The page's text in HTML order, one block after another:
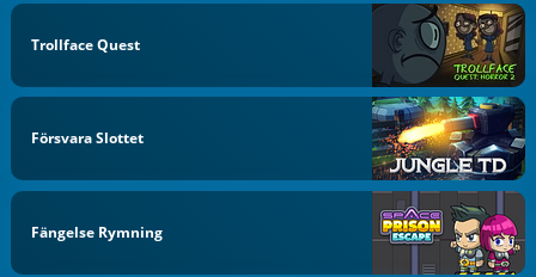
Trollface Quest
Försvara Slottet
Fängelse Rymning